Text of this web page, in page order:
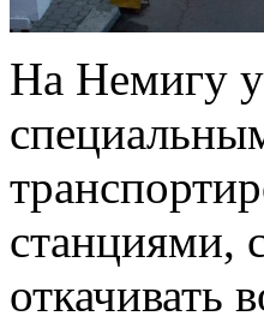
На Немигу
станциями,
откачивать